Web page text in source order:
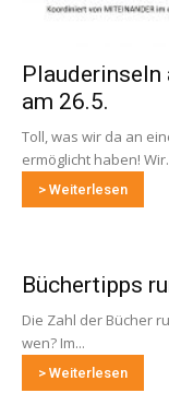
Plauderinseln
am 26.5.
Toll, was wir da an
ermöglicht haben!
> Weiterlesen
Büchertipps
Die Zahl der Bücher
wen? Im...
> Weiterlesen